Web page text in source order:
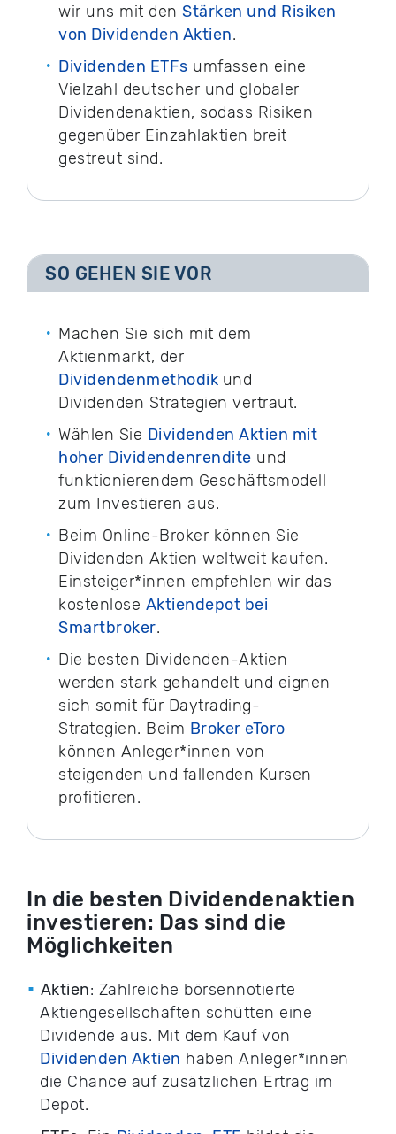
wir uns mit den Stärken und Risiken
von Dividenden Aktien.
Dividenden ETFs umfassen eine
Vielzahl deutscher und globaler
Dividendenaktien, sodass Risiken
gegenüber Einzahlaktien breit
gestreut sind.
SO GEHEN SIE VOR
Machen Sie sich mit dem
Aktienmarkt, der
Dividendenmethodik und
Dividenden Strategien vertraut.
Wählen Sie Dividenden Aktien mit
hoher Dividendenrendite und
funktionierendem Geschäftsmodell
zum Investieren aus.
Beim Online-Broker können Sie
Dividenden Aktien weltweit kaufen.
Einsteiger*innen empfehlen wir das
kostenlose Aktiendepot bei
Smartbroker.
Die besten Dividenden-Aktien
werden stark gehandelt und eignen
sich somit für Daytrading-
Strategien. Beim Broker eToro
können Anleger*innen von
steigenden und fallenden Kursen
profitieren.
In die besten Dividendenaktien
investieren: Das sind die
Möglichkeiten
Aktien: Zahlreiche börsennotierte
Aktiengesellschaften schütten eine
Dividende aus. Mit dem Kauf von
Dividenden Aktien haben Anleger*innen
die Chance auf zusätzlichen Ertrag im
Depot.